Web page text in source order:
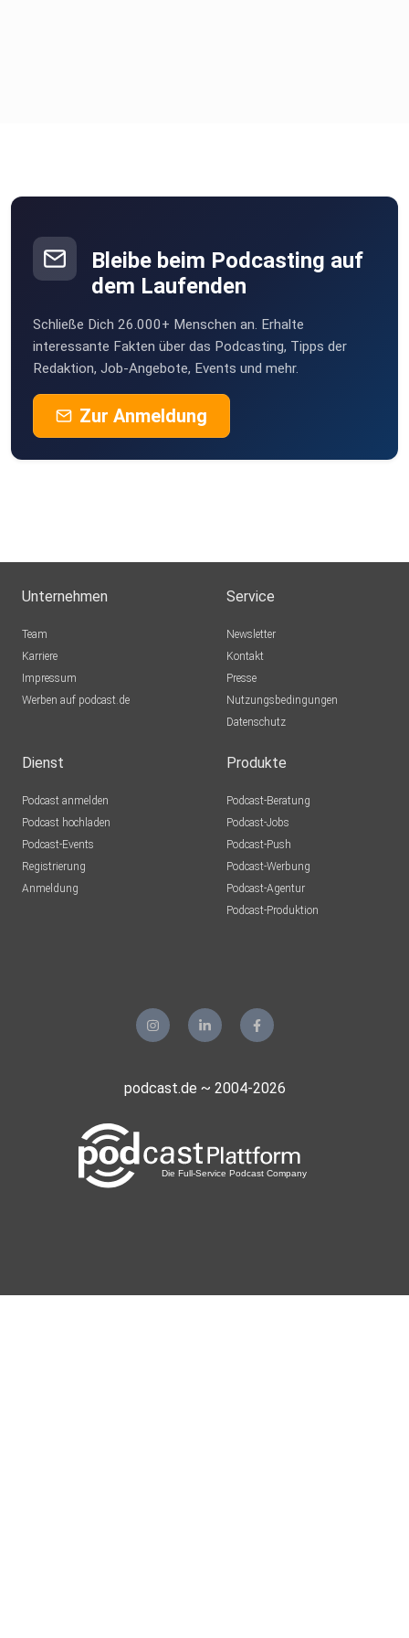
Bleibe beim Podcasting auf
dem Laufenden
Schließe Dich 26.000+ Menschen an. Erhalte
interessante Fakten über das Podcasting, Tipps der
Redaktion, Job-Angebote, Events und mehr.
Zur Anmeldung
Unternehmen
Team
Karriere
Impressum
Werben auf podcast.de
Service
Newsletter
Kontakt
Presse
Nutzungsbedingungen
Datenschutz
Dienst
Podcast anmelden
Podcast hochladen
Podcast-Events
Registrierung
Anmeldung
Produkte
Podcast-Beratung
Podcast-Jobs
Podcast-Push
Podcast-Werbung
Podcast-Agentur
Podcast-Produktion
podcast.de ~ 2004-2026